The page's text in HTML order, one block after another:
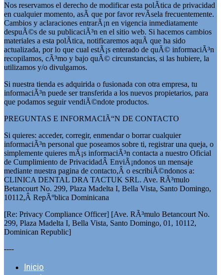
Nos reservamos el derecho de modificar esta polÃ­tica de privacidad
en cualquier momento, asÃ­ que por favor revÃ­sela frecuentemente.
Cambios y aclaraciones entrarÃ¡n en vigencia inmediatamente
despuÃ©s de su publicaciÃ³n en el sitio web. Si hacemos cambios
materiales a esta polÃ­tica, notificaremos aquÃ­ que ha sido
actualizada, por lo que cual estÃ¡s enterado de quÃ© informaciÃ³n
recopilamos, cÃ³mo y bajo quÃ© circunstancias, si las hubiere, la
utilizamos y/o divulgamos.
Si nuestra tienda es adquirida o fusionada con otra empresa, tu
informaciÃ³n puede ser transferida a los nuevos propietarios, para
que podamos seguir vendiÃ©ndote productos.
PREGUNTAS E INFORMACIÃ“N DE CONTACTO
Si quieres: acceder, corregir, enmendar o borrar cualquier
informaciÃ³n personal que poseamos sobre ti, registrar una queja, o
simplemente quieres mÃ¡s informaciÃ³n contacta a nuestro Oficial
de Cumplimiento de PrivacidadÂ EnviÃ¡ndonos un mensaje
mediante nuestra pagina de contacto,Â o escribiÃ©ndonos a:
CLINICA DENTAL DRA TACTUK SRL. Ave. RÃ³mulo
Betancourt No. 299, Plaza Madelta I, Bella Vista, Santo Domingo,
10112,Â RepÃºblica Dominicana
[Re: Privacy Compliance Officer] [Ave. RÃ³mulo Betancourt No.
299, Plaza Madelta I, Bella Vista, Santo Domingo, 01, 10112,
Dominican Republic]
----
Inicio